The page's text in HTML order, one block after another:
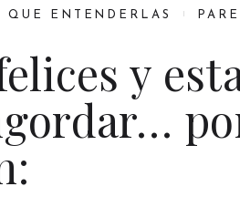
QUE ENTENDERLAS
y